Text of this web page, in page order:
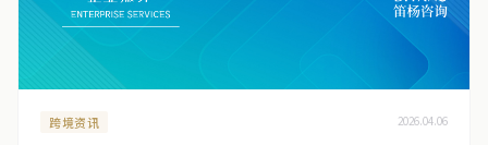
跨境资讯 2026.04.06